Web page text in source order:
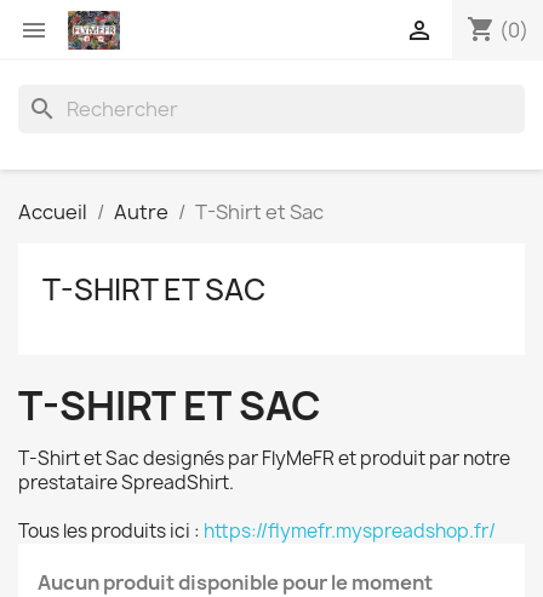
 shopping_cart (0)

search
Accueil Autre T-Shirt et Sac
T-SHIRT ET SAC
T-SHIRT ET SAC
T-Shirt et Sac designés par FlyMeFR et produit par notre
prestataire SpreadShirt.
Tous les produits ici : https://flymefr.myspreadshop.fr/
Aucun produit disponible pour le moment